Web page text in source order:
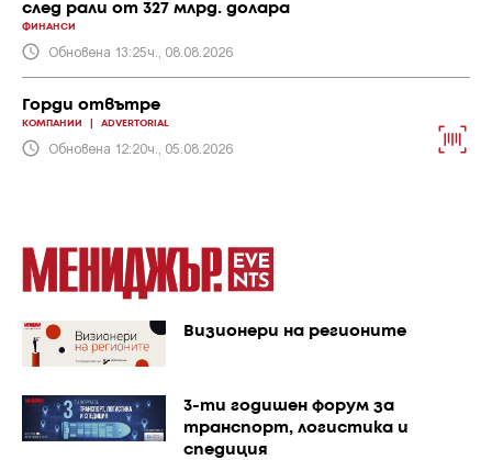
след рали от 327 млрд. долара
ФИНАНСИ
Обновена 13:25ч., 08.08.2026
Горди отвътре
КОМПАНИИ ADVERTORIAL
Обновена 12:20ч., 05.08.2026
Визионери на регионите
3-ти годишен форум за
транспорт, логистика и
спедиция